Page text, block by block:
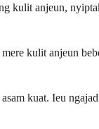
kulit anjeun,
kulit anjeun
kuat. Ieu